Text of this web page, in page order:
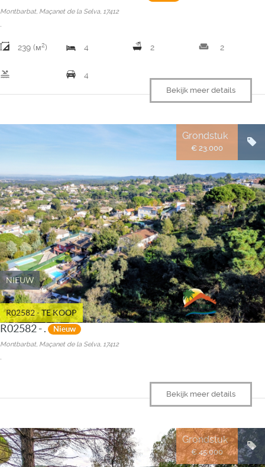
Montbarbat, Maçanet de la Selva, 17412
.
239 (м2) 4 2 weekend 2
pool 4
Bekijk meer details
NIEUW
R02582 - TE KOOP
Grondstuk
€ 23.000
R02582 - . Nieuw
Montbarbat, Maçanet de la Selva, 17412
.
Bekijk meer details
Grondstuk
€ 45.000